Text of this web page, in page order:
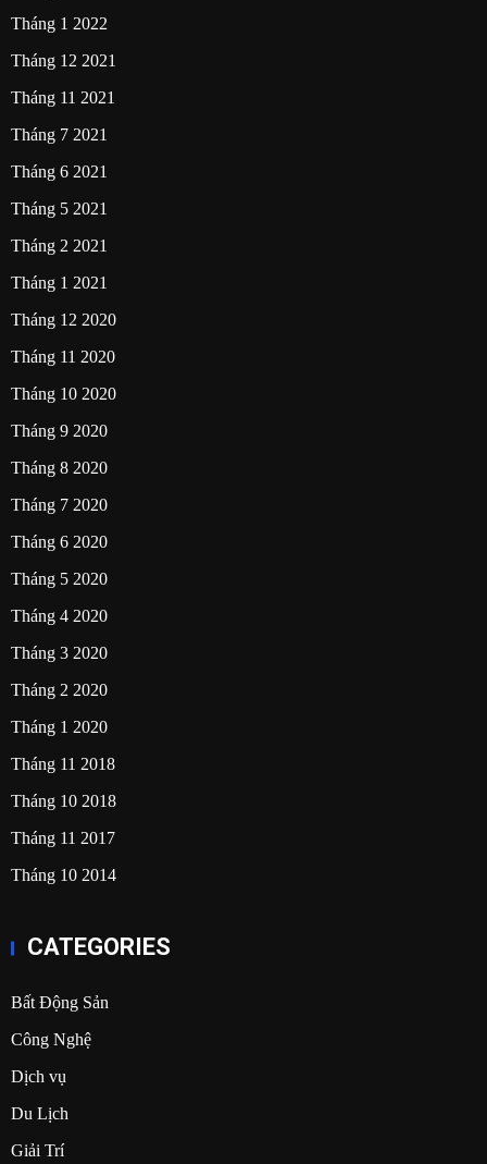
Tháng 1 2022
Tháng 12 2021
Tháng 11 2021
Tháng 7 2021
Tháng 6 2021
Tháng 5 2021
Tháng 2 2021
Tháng 1 2021
Tháng 12 2020
Tháng 11 2020
Tháng 10 2020
Tháng 9 2020
Tháng 8 2020
Tháng 7 2020
Tháng 6 2020
Tháng 5 2020
Tháng 4 2020
Tháng 3 2020
Tháng 2 2020
Tháng 1 2020
Tháng 11 2018
Tháng 10 2018
Tháng 11 2017
Tháng 10 2014
CATEGORIES
Bất Động Sản
Công Nghệ
Dịch vụ
Du Lịch
Giải Trí